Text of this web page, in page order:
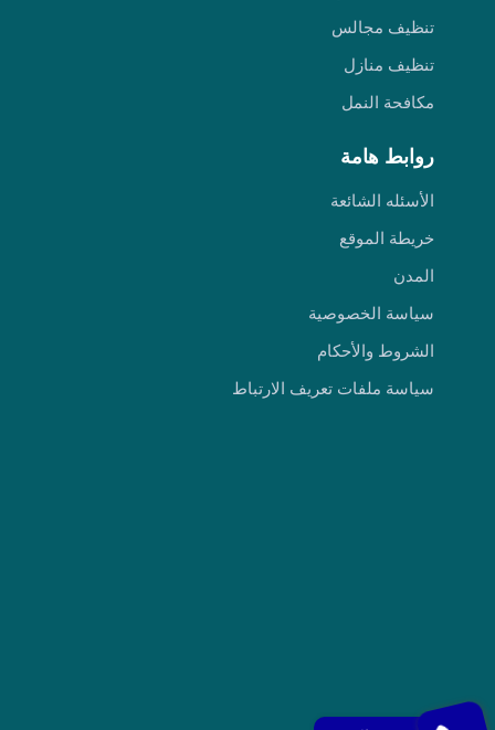
تنظيف مجالس
تنظيف منازل
مكافحة النمل
روابط هامة
الأسئله الشائعة
خريطة الموقع
المدن
سياسة الخصوصية
الشروط والأحكام
سياسة ملفات تعريف الارتباط